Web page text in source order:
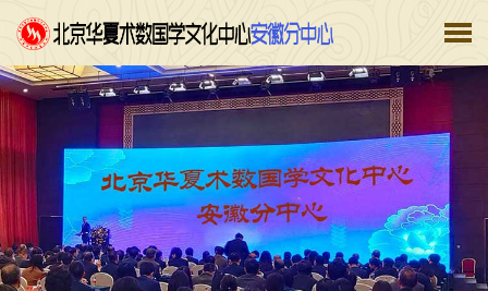
2026年6月5日，在工作室给学生一起研究国学文化 [2026-06-05]